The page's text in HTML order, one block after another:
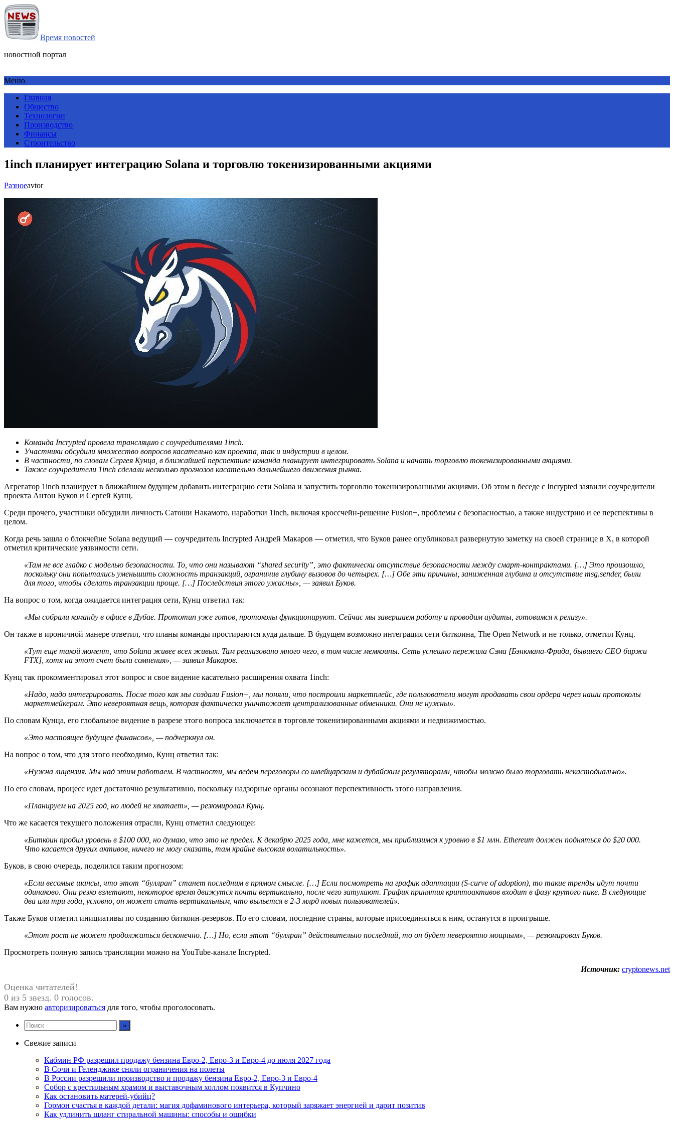
Время новостей
новостной портал
Меню
Главная
Общество
Технологии
Производство
Финансы
Строительство
1inch планирует интеграцию Solana и торговлю токенизированными акциями
Разноеavtor
Команда Incrypted провела трансляцию с соучредителями 1inch.
Участники обсудили множество вопросов касательно как проекта, так и индустрии в целом.
В частности, по словам Сергея Кунца, в ближайшей перспективе команда планирует интегрировать Solana и начать торговлю токенизированными акциями.
Также соучредители 1inch сделали несколько прогнозов касательно дальнейшего движения рынка.
Агрегатор 1inch планирует в ближайшем будущем добавить интеграцию сети Solana и запустить торговлю токенизированными акциями. Об этом в беседе с Incrypted заявили соучредители
проекта Антон Буков и Сергей Кунц.
Среди прочего, участники обсудили личность Сатоши Накамото, наработки 1inch, включая кроссчейн-решение Fusion+, проблемы с безопасностью, а также индустрию и ее перспективы в
целом.
Когда речь зашла о блокчейне Solana ведущий — соучредитель Incrypted Андрей Макаров — отметил, что Буков ранее опубликовал развернутую заметку на своей странице в X, в которой
отметил критические уязвимости сети.
«Там не все гладко с моделью безопасности. То, что они называют “shared security”, это фактически отсутствие безопасности между смарт-контрактами. […] Это произошло,
поскольку они попытались уменьшить сложность транзакций, ограничив глубину вызовов до четырех. […] Обе эти причины, заниженная глубина и отсутствие msg.sender, были
для того, чтобы сделать транзакции проще. […] Последствия этого ужасны», — заявил Буков.
На вопрос о том, когда ожидается интеграция сети, Кунц ответил так:
«Мы собрали команду в офисе в Дубае. Прототип уже готов, протоколы функционируют. Сейчас мы завершаем работу и проводим аудиты, готовимся к релизу».
Он также в ироничной манере ответил, что планы команды простираются куда дальше. В будущем возможно интеграция сети биткоина, The Open Network и не только, отметил Кунц.
«Тут еще такой момент, что Solana живее всех живых. Там реализовано много чего, в том числе мемкоины. Сеть успешно пережила Сэма [Бэнкмана-Фрида, бывшего CEO биржи
FTX], хотя на этот счет были сомнения», — заявил Макаров.
Кунц так прокомментировал этот вопрос и свое видение касательно расширения охвата 1inch:
«Надо, надо интегрировать. После того как мы создали Fusion+, мы поняли, что построили маркетплейс, где пользователи могут продавать свои ордера через наши протоколы
маркетмейкерам. Это невероятная вещь, которая фактически уничтожает централизованные обменники. Они не нужны».
По словам Кунца, его глобальное видение в разрезе этого вопроса заключается в торговле токенизированными акциями и недвижимостью.
«Это настоящее будущее финансов», — подчеркнул он.
На вопрос о том, что для этого необходимо, Кунц ответил так:
«Нужна лицензия. Мы над этим работаем. В частности, мы ведем переговоры со швейцарским и дубайским регуляторами, чтобы можно было торговать некастодиально».
По его словам, процесс идет достаточно результативно, поскольку надзорные органы осознают перспективность этого направления.
«Планируем на 2025 год, но людей не хватает», — резюмировал Кунц.
Что же касается текущего положения отрасли, Кунц отметил следующее:
«Биткоин пробил уровень в $100 000, но думаю, что это не предел. К декабрю 2025 года, мне кажется, мы приблизимся к уровню в $1 млн. Ethereum должен подняться до $20 000.
Что касается других активов, ничего не могу сказать, там крайне высокая волатильность».
Буков, в свою очередь, поделился таким прогнозом:
«Если весомые шансы, что этот “буллран” станет последним в прямом смысле. […] Если посмотреть на график адаптации (S-curve of adoption), то такие тренды идут почти
одинаково. Они резко взлетают, некоторое время движутся почти вертикально, после чего затухают. График принятия криптоактивов входит в фазу крутого пике. В следующие
два или три года, условно, он может стать вертикальным, что выльется в 2-3 млрд новых пользователей».
Также Буков отметил инициативы по созданию биткоин-резервов. По его словам, последние страны, которые присоединяться к ним, останутся в проигрыше.
«Этот рост не может продолжаться бесконечно. […] Но, если этот “буллран” действительно последний, то он будет невероятно мощным», — резюмировал Буков.
Просмотреть полную запись трансляции можно на YouTube-канале Incrypted.
Источник: cryptonews.net
Оценка читателей!
0 из 5 звезд. 0 голосов.
Вам нужно авторизироваться для того, чтобы проголосовать.
Свежие записи
Кабмин РФ разрешил продажу бензина Евро-2, Евро-3 и Евро-4 до июля 2027 года
В Сочи и Геленджике сняли ограничения на полеты
В России разрешили производство и продажу бензина Евро-2, Евро-3 и Евро-4
Собор с крестильным храмом и выставочным холлом появится в Купчино
Как остановить матерей-убийц?
Гормон счастья в каждой детали: магия дофаминового интерьера, который заряжает энергией и дарит позитив
Как удлинить шланг стиральной машины: способы и ошибки